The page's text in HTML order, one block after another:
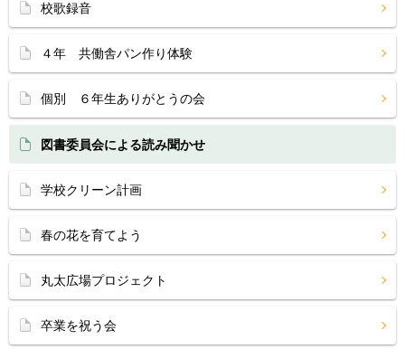
校歌録音
４年 共働舎パン作り体験
個別 ６年生ありがとうの会
図書委員会による読み聞かせ
学校クリーン計画
春の花を育てよう
丸太広場プロジェクト
卒業を祝う会